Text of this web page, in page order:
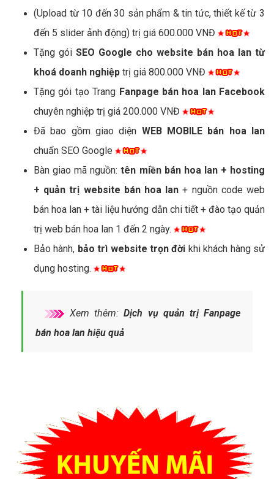
(Upload từ 10 đến 30 sản phẩm & tin tức, thiết kế từ 3
đến 5 slider ảnh động) trị giá 600.000 VNĐ
Tặng gói SEO Google cho website bán hoa lan từ
khoá doanh nghiệp trị giá 800.000 VNĐ
Tặng gói tạo Trang Fanpage bán hoa lan Facebook
chuyên nghiệp trị giá 200.000 VNĐ
Đã bao gồm giao diện WEB MOBILE bán hoa lan
chuẩn SEO Google
Bàn giao mã nguồn:tên miền bán hoa lan + hosting
+ quản trị website bán hoa lan + nguồn code web
bán hoa lan + tài liệu hướng dẫn chi tiết + đào tạo quản
trị web bán hoa lan 1 đến 2 ngày.
Bảo hành, bảo trì website trọn đời khi khách hàng sử
dụng hosting.
Xem thêm:Dịch vụ quản trị Fanpage
bán hoa lan hiệu quả